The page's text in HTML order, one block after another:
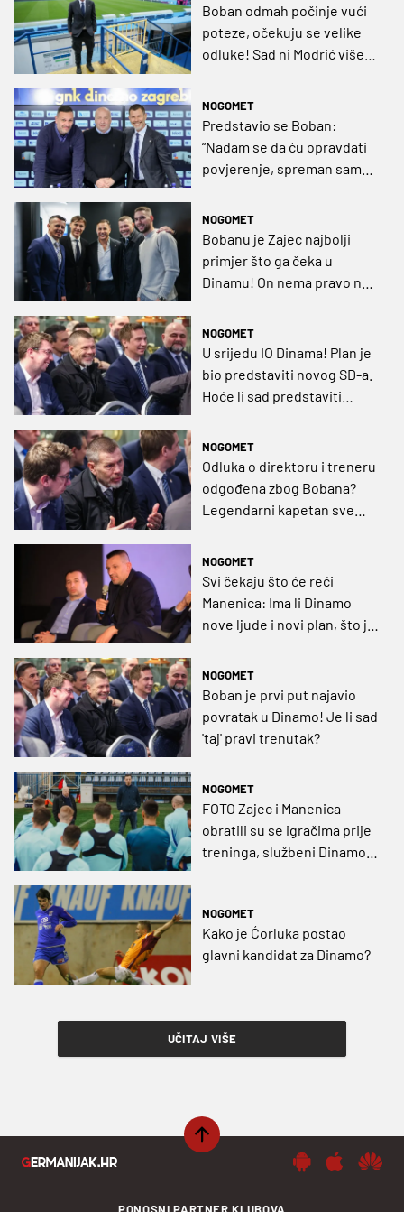
Boban odmah počinje vući
poteze, očekuju se velike
odluke! Sad ni Modrić više
NOGOMET
Predstavio se Boban:
“Nadam se da ću opravdati
povjerenje, spreman sam
NOGOMET
Bobanu je Zajec najbolji
primjer što ga čeka u
Dinamu! On nema pravo na
NOGOMET
U srijedu IO Dinama! Plan je
bio predstaviti novog SD-a.
Hoće li sad predstaviti
NOGOMET
Odluka o direktoru i treneru
odgođena zbog Bobana?
Legendarni kapetan sve
NOGOMET
Svi čekaju što će reći
Manenica: Ima li Dinamo
nove ljude i novi plan, što je
NOGOMET
Boban je prvi put najavio
povratak u Dinamo! Je li sad
'taj' pravi trenutak?
NOGOMET
FOTO Zajec i Manenica
obratili su se igračima prije
treninga, službeni Dinamo
NOGOMET
Kako je Ćorluka postao
glavni kandidat za Dinamo?
UČITAJ VIŠE